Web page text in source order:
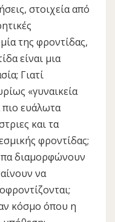
στοιχεία από
της φροντίδας,
είναι μια
Γιατί
«γυναικεία
ευάλωτα
και τα
φροντίδας;
διαμορφώνουν
να
κόσμο όπου η